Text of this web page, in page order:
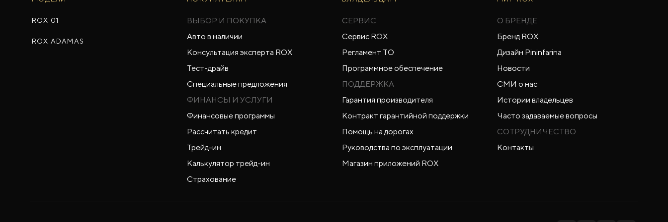
ROX 01
ROX ADAMAS
ВЫБОР И ПОКУПКА
Авто в наличии
Консультация эксперта ROX
Тест-драйв
Специальные предложения
ФИНАНСЫ И УСЛУГИ
Финансовые программы
Рассчитать кредит
Трейд-ин
Калькулятор трейд-ин
Страхование
СЕРВИС
Сервис ROX
Регламент ТО
Программное обеспечение
ПОДДЕРЖКА
Гарантия производителя
Контракт гарантийной поддержки
Помощь на дорогах
Руководства по эксплуатации
Магазин приложений ROX
О БРЕНДЕ
Бренд ROX
Дизайн Pininfarina
Новости
СМИ о нас
Истории владельцев
Часто задаваемые вопросы
СОТРУДНИЧЕСТВО
Контакты